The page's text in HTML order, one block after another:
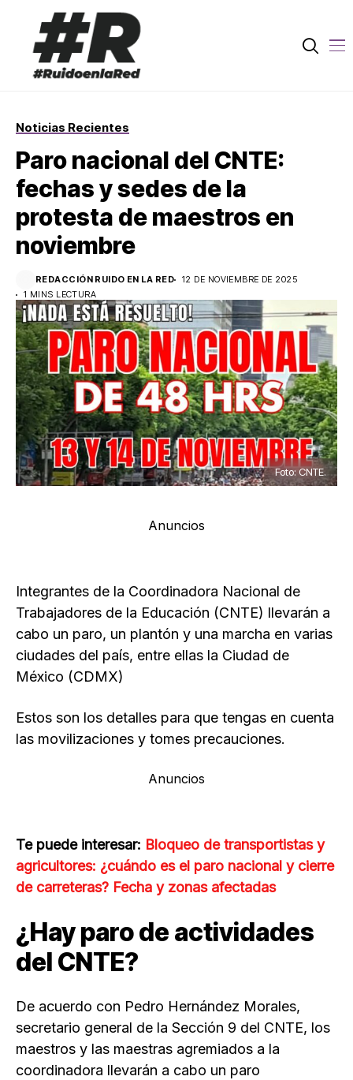
Noticias Recientes
Paro nacional del CNTE:
fechas y sedes de la
protesta de maestros en
noviembre
REDACCIÓN RUIDO EN LA RED
12 DE NOVIEMBRE DE 2025
1 MINS LECTURA
Foto: CNTE.
Anuncios
Integrantes de la Coordinadora Nacional de
Trabajadores de la Educación (CNTE) llevarán a
cabo un paro, un plantón y una marcha en varias
ciudades del país, entre ellas la Ciudad de
México (CDMX)
Estos son los detalles para que tengas en cuenta
las movilizaciones y tomes precauciones.
Anuncios
Te puede interesar: Bloqueo de transportistas y
agricultores: ¿cuándo es el paro nacional y cierre
de carreteras? Fecha y zonas afectadas
¿Hay paro de actividades
del CNTE?
De acuerdo con Pedro Hernández Morales,
secretario general de la Sección 9 del CNTE, los
maestros y las maestras agremiados a la
coordinadora llevarán a cabo un paro